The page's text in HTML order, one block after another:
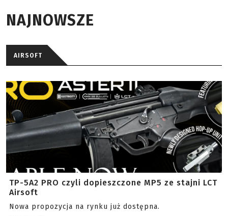
NAJNOWSZE
AIRSOFT
TP-5A2 PRO czyli dopieszczone MP5 ze stajni LCT
Airsoft
Nowa propozycja na rynku już dostępna.